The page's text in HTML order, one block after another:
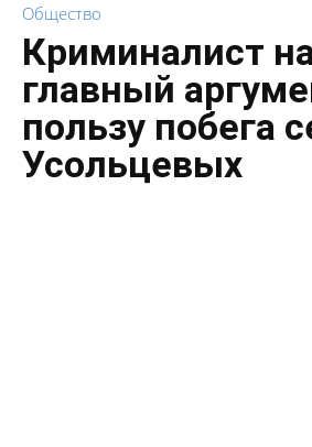
Общество
Криминалист
главный
пользу побега
Усольцевых